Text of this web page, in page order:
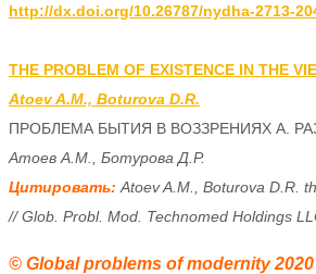
http://dx.doi.org/10.26787/nydha-2713-
THE PROBLEM OF EXISTENCE IN THE
Atoev A.M., Boturova D.R.
ПРОБЛЕМА БЫТИЯ В ВОЗЗРЕНИЯХ А.
Цитировать: Atoev A.M., Boturova D.R.
© Global problems of modernity 2020